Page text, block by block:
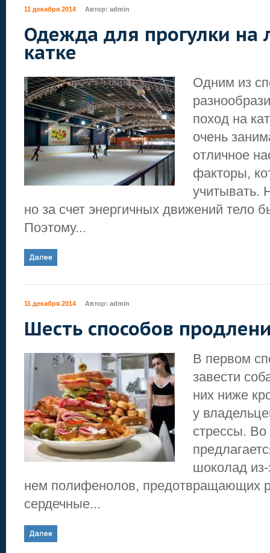
11 декабря 2014 Автор: admin
Одежда для прогулки на
катке
Одним из
поход на
очень
отличное
факторы,
учитывать.
но за счет энергичных движений тело
Поэтому...
11 декабря 2014 Автор: admin
Шесть способов
В первом
завести
них ниже
у
стрессы.
шоколад
нем полифенолов, предотвращающих
сердечные...